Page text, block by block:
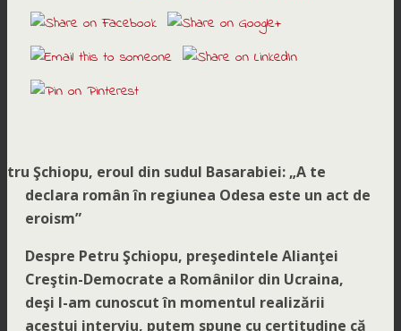
Şchiopu, eroul din sudul Basarabiei: „A te
declara român în regiunea Odesa este un act de
eroism”
Despre Petru Şchiopu, preşedintele Alianţei
Creştin-Democrate a Românilor din Ucraina,
deşi l-am cunoscut în momentul realizării
acestui interviu, putem spune cu certitudine că